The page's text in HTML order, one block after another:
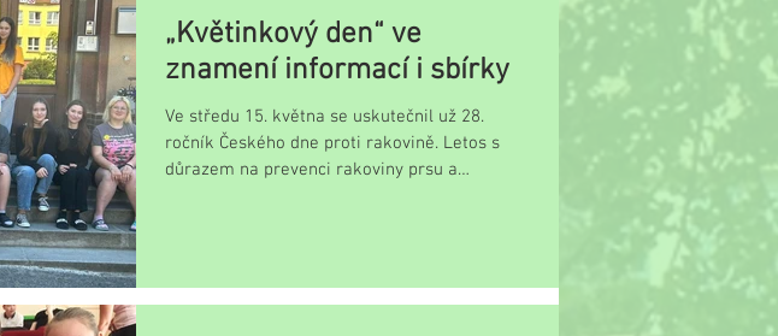
„Květinkový den“ ve
znamení informací i sbírky
Ve středu 15. května se uskutečnil už 28.
ročník Českého dne proti rakovině. Letos s
důrazem na prevenci rakoviny prsu a